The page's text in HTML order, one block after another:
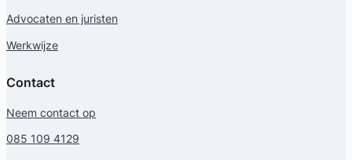
Advocaten en juristen
Werkwijze
Contact
Neem contact op
085 109 4129